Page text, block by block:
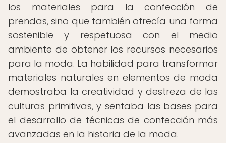
los materiales para la confección de
prendas, sino que también ofrecía una forma
sostenible y respetuosa con el medio
ambiente de obtener los recursos necesarios
para la moda. La habilidad para transformar
materiales naturales en elementos de moda
demostraba la creatividad y destreza de las
culturas primitivas, y sentaba las bases para
el desarrollo de técnicas de confección más
avanzadas en la historia de la moda.